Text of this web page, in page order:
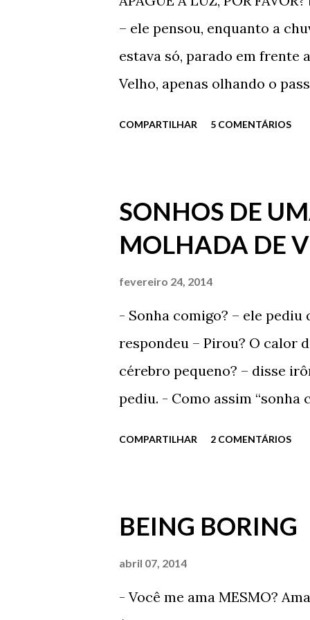
– ele pensou, enquanto a
estava só, parado em frente
Velho, apenas olhando o
obrigado Carlos. Já estou
Ficou em silêncio por alguns
lágrimas e da chuva. Após
COMPARTILHAR 5 COMENTÁRIOS
SONHOS DE
MOLHADA DE
fevereiro 24, 2014
- Sonha comigo? – ele
respondeu – Pirou? O calor
cérebro pequeno? – disse
pediu. - Como assim “sonha
sorriu. - Por favor? – ele
outra noite. Porra, quem
muito feliz. Muito mesmo. -
COMPARTILHAR 2 COMENTÁRIOS
BEING BORING
abril 07, 2014
- Você me ama MESMO?